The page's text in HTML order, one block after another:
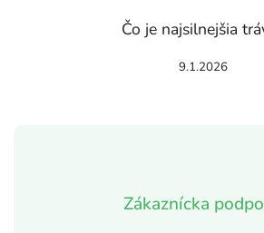
Zákaznícka
Čo je najsilnejšia
9.1.2026